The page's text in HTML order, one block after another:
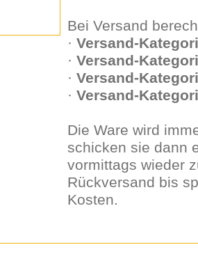
Bei Versand
· Versand-
· Versand-
· Versand-
· Versand-
Die Ware wird
schicken sie dann
vormittags wieder
Rückversand bis
Kosten.